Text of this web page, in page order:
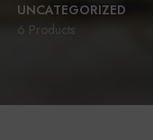
UNCATEGORIZED
6 Products